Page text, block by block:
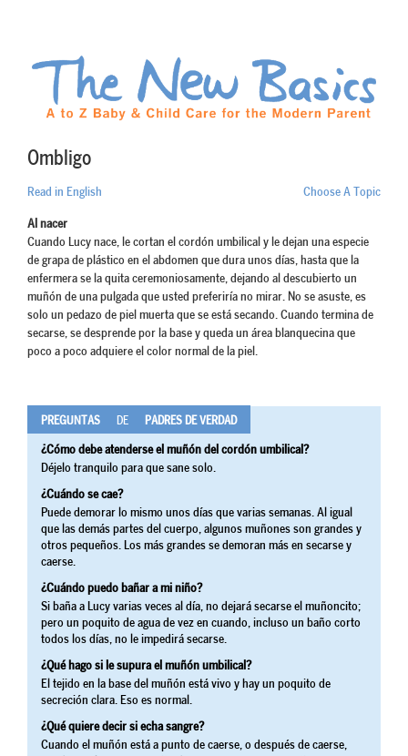
Ombligo
Read in English Choose A Topic
Al nacer
Cuando Lucy nace, le cortan el cordón umbilical y le dejan una especie
de grapa de plástico en el abdomen que dura unos días, hasta que la
enfermera se la quita ceremoniosamente, dejando al descubierto un
muñón de una pulgada que usted preferiría no mirar. No se asuste, es
solo un pedazo de piel muerta que se está secando. Cuando termina de
secarse, se desprende por la base y queda un área blanquecina que
poco a poco adquiere el color normal de la piel.
PREGUNTAS DE PADRES DE VERDAD
¿Cómo debe atenderse el muñón del cordón umbilical?
Déjelo tranquilo para que sane solo.
¿Cuándo se cae?
Puede demorar lo mismo unos días que varias semanas. Al igual
que las demás partes del cuerpo, algunos muñones son grandes y
otros pequeños. Los más grandes se demoran más en secarse y
caerse.
¿Cuándo puedo bañar a mi niño?
Si baña a Lucy varias veces al día, no dejará secarse el muñoncito;
pero un poquito de agua de vez en cuando, incluso un baño corto
todos los días, no le impedirá secarse.
¿Qué hago si le supura el muñón umbilical?
El tejido en la base del muñón está vivo y hay un poquito de
secreción clara. Eso es normal.
¿Qué quiere decir si echa sangre?
Cuando el muñón está a punto de caerse, o después de caerse,